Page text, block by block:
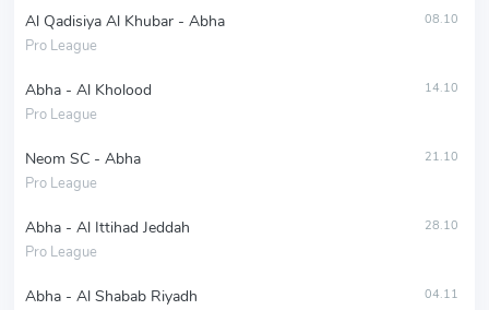
Al Qadisiya Al Khubar - Abha
Pro League
08.10
Abha - Al Kholood
Pro League
14.10
Neom SC - Abha
Pro League
21.10
Abha - Al Ittihad Jeddah
Pro League
28.10
Abha - Al Shabab Riyadh 04.11